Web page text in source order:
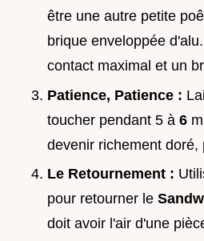
être une autre petite
brique enveloppée
contact maximal et un
Patience, Patience :
toucher pendant 5 à 6
devenir richement doré,
Le Retournement :
pour retourner le
doit avoir l'air d'une